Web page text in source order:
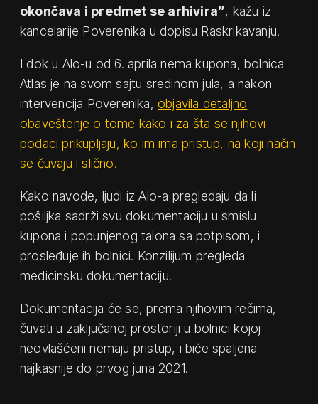
okončava i predmet se arhivira”, kažu iz
kancelarije Poverenika u dopisu Raskrikavanju.
I dok u Alo-u od 6. aprila nema kupona, bolnica
Atlas je na svom sajtu sredinom jula, a nakon
intervencija Poverenika, objavila detaljno
obaveštenje o tome kako i za šta se njihovi
podaci prikupljaju, ko im ima pristup, na koji način
se čuvaju i slično.
Kako navode, ljudi iz Alo-a pregledaju da li
pošiljka sadrži svu dokumentaciju u smislu
kupona i popunjenog talona sa potpisom, i
prosleđuje ih bolnici. Konzilijum pregleda
medicinsku dokumentaciju.
Dokumentacija će se, prema njihovim rečima,
čuvati u zaključanoj prostoriji u bolnici kojoj
neovlašćeni nemaju pristup, i biće spaljena
najkasnije do prvog juna 2021.